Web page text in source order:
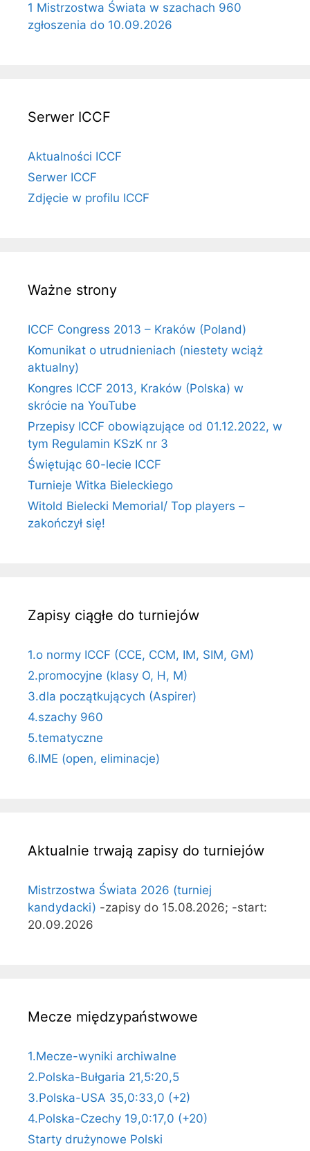
1 Mistrzostwa Świata w szachach 960
zgłoszenia do 10.09.2026
Serwer ICCF
Aktualności ICCF
Serwer ICCF
Zdjęcie w profilu ICCF
Ważne strony
ICCF Congress 2013 – Kraków (Poland)
Komunikat o utrudnieniach (niestety wciąż
aktualny)
Kongres ICCF 2013, Kraków (Polska) w
skrócie na YouTube
Przepisy ICCF obowiązujące od 01.12.2022, w
tym Regulamin KSzK nr 3
Świętując 60-lecie ICCF
Turnieje Witka Bieleckiego
Witold Bielecki Memorial/ Top players –
zakończył się!
Zapisy ciągłe do turniejów
1.o normy ICCF (CCE, CCM, IM, SIM, GM)
2.promocyjne (klasy O, H, M)
3.dla początkujących (Aspirer)
4.szachy 960
5.tematyczne
6.IME (open, eliminacje)
Aktualnie trwają zapisy do turniejów
Mistrzostwa Świata 2026 (turniej
kandydacki) -zapisy do 15.08.2026; -start:
20.09.2026
Mecze międzypaństwowe
1.Mecze-wyniki archiwalne
2.Polska-Bułgaria 21,5:20,5
3.Polska-USA 35,0:33,0 (+2)
4.Polska-Czechy 19,0:17,0 (+20)
Starty drużynowe Polski